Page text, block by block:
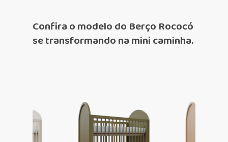
Confira o modelo do Berço Rococó
se transformando na mini caminha.